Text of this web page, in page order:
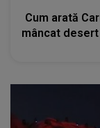
Cum arată
mâncat desert